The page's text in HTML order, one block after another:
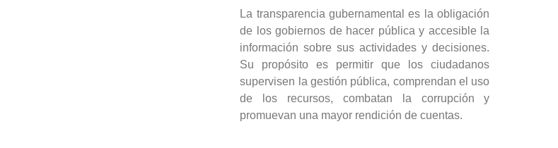
La transparencia gubernamental es la obligación
de los gobiernos de hacer pública y accesible la
información sobre sus actividades y decisiones.
Su propósito es permitir que los ciudadanos
supervisen la gestión pública, comprendan el uso
de los recursos, combatan la corrupción y
promuevan una mayor rendición de cuentas.